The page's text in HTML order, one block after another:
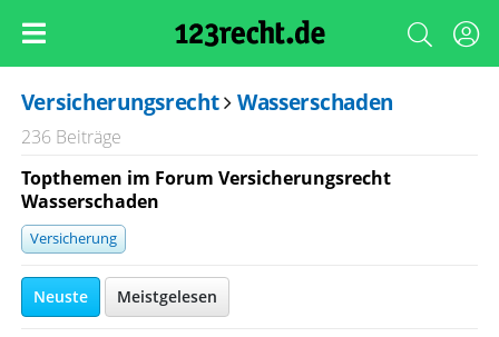
Versicherungsrecht Wasserschaden
236 Beiträge
Topthemen im Forum Versicherungsrecht
Wasserschaden
Versicherung
Neuste Meistgelesen